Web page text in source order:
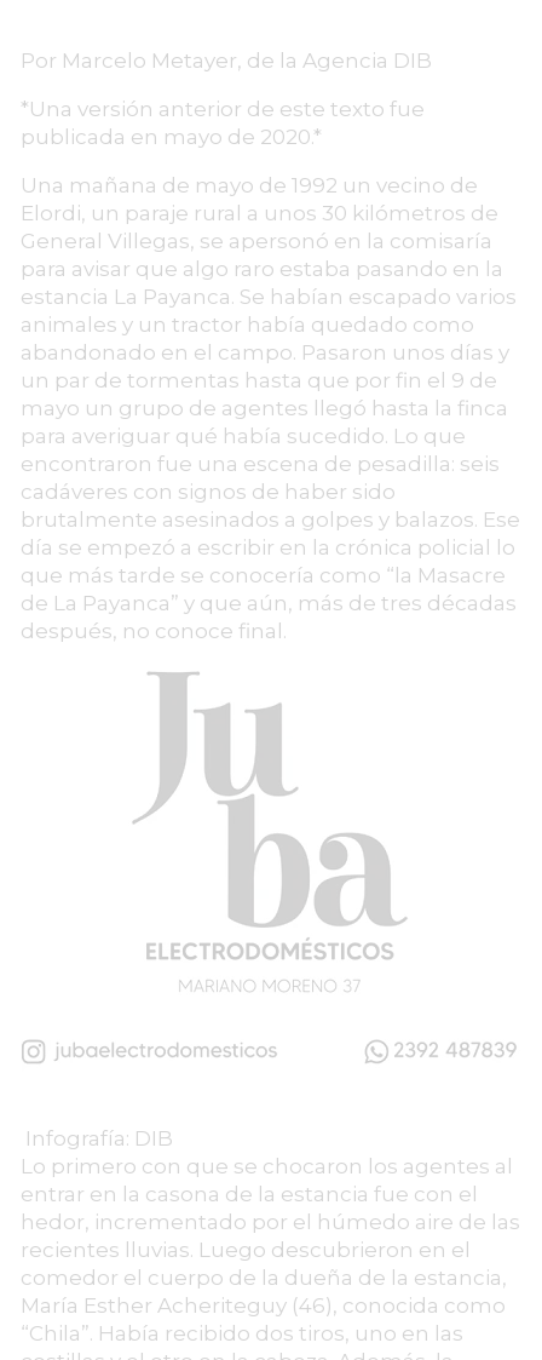
Por Marcelo Metayer, de la Agencia DIB
*Una versión anterior de este texto fue
publicada en mayo de 2020.*
Una mañana de mayo de 1992 un vecino de
Elordi, un paraje rural a unos 30 kilómetros de
General Villegas, se apersonó en la comisaría
para avisar que algo raro estaba pasando en la
estancia La Payanca. Se habían escapado varios
animales y un tractor había quedado como
abandonado en el campo. Pasaron unos días y
un par de tormentas hasta que por fin el 9 de
mayo un grupo de agentes llegó hasta la finca
para averiguar qué había sucedido. Lo que
encontraron fue una escena de pesadilla: seis
cadáveres con signos de haber sido
brutalmente asesinados a golpes y balazos. Ese
día se empezó a escribir en la crónica policial lo
que más tarde se conocería como “la Masacre
de La Payanca” y que aún, más de tres décadas
después, no conoce final.
Infografía: DIB
Lo primero con que se chocaron los agentes al
entrar en la casona de la estancia fue con el
hedor, incrementado por el húmedo aire de las
recientes lluvias. Luego descubrieron en el
comedor el cuerpo de la dueña de la estancia,
María Esther Acheriteguy (46), conocida como
“Chila”. Había recibido dos tiros, uno en las